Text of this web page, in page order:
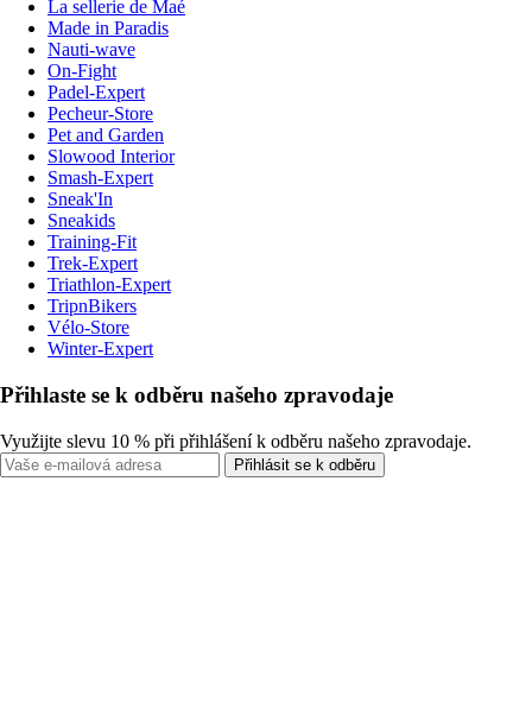
La sellerie de Maé
Made in Paradis
Nauti-wave
On-Fight
Padel-Expert
Pecheur-Store
Pet and Garden
Slowood Interior
Smash-Expert
Sneak'In
Sneakids
Training-Fit
Trek-Expert
Triathlon-Expert
TripnBikers
Vélo-Store
Winter-Expert
Přihlaste se k odběru našeho zpravodaje
Využijte slevu 10 % při přihlášení k odběru našeho zpravodaje.
Přihlásit se k odběru